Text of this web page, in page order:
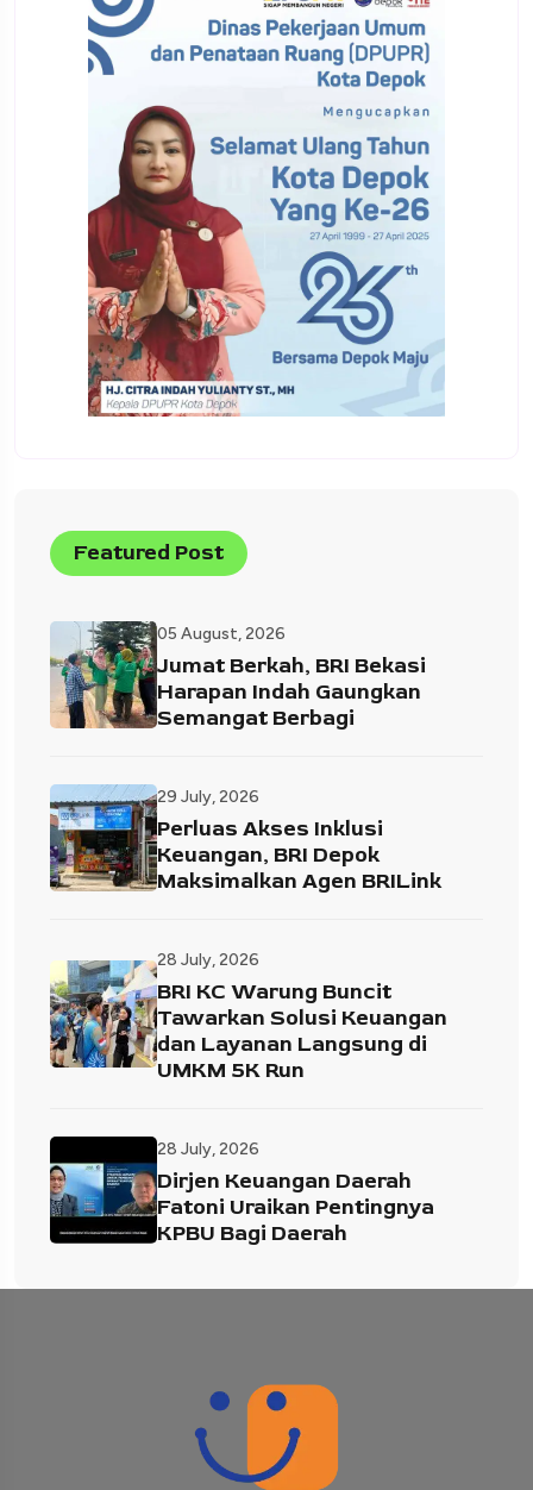
Featured Post
05 August, 2026
Jumat Berkah, BRI Bekasi
Harapan Indah Gaungkan
Semangat Berbagi
29 July, 2026
Perluas Akses Inklusi
Keuangan, BRI Depok
Maksimalkan Agen BRILink
28 July, 2026
BRI KC Warung Buncit
Tawarkan Solusi Keuangan
dan Layanan Langsung di
UMKM 5K Run
28 July, 2026
Dirjen Keuangan Daerah
Fatoni Uraikan Pentingnya
KPBU Bagi Daerah